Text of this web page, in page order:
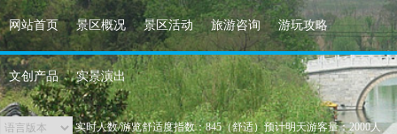
网站首页 景区概况 景区活动 旅游咨询 游玩攻略
文创产品 实景演出
实时人数/游览舒适度指数：845（舒适）预计明天游客量：2000人